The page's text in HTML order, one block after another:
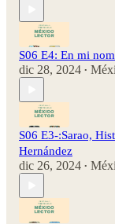
S06 E4: En mi
dic 28, 2024 •
S06 E3-:Sarao,
Hernández
dic 26, 2024 •